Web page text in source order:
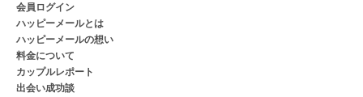
会員ログイン
ハッピーメールとは
ハッピーメールの想い
料金について
カップルレポート
出会い成功談